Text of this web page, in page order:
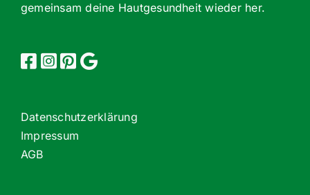
gemeinsam deine Hautgesundheit wieder her.
Datenschutzerklärung
Impressum
AGB